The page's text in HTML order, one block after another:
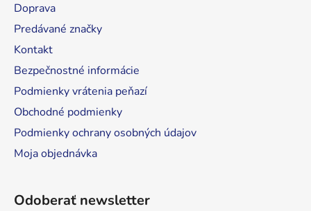
Doprava
Predávané značky
Kontakt
Bezpečnostné informácie
Podmienky vrátenia peňazí
Obchodné podmienky
Podmienky ochrany osobných údajov
Moja objednávka
Odoberať newsletter